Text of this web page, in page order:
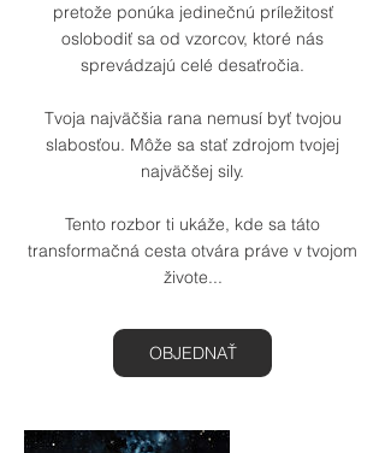
pretože ponúka jedinečnú príležitosť
oslobodiť sa od vzorcov, ktoré nás
sprevádzajú celé desaťročia.
Tvoja najväčšia rana nemusí byť tvojou
slabosťou. Môže sa stať zdrojom tvojej
najväčšej sily.
Tento rozbor ti ukáže, kde sa táto
transformačná cesta otvára práve v tvojom
živote...
OBJEDNAŤ